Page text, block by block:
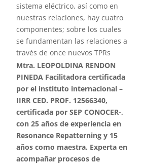
sistema eléctrico, así como en
nuestras relaciones, hay cuatro
componentes; sobre los cuales
se fundamentan las relaciones a
través de once nuevos TPRs
Mtra. LEOPOLDINA RENDON
PINEDA Facilitadora certificada
por el instituto internacional –
IIRR CED. PROF. 12566340,
certificada por SEP CONOCER-,
con 25 años de experiencia en
Resonance Repatterning y 15
años como maestra. Experta en
acompañar procesos de